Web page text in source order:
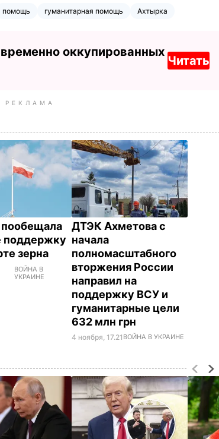
помощь гуманитарная помощь Ахтырка
оккупированных
Читать
РЕКЛАМА
поддержку
зерна
ВОЙНА В
УКРАИНЕ
ДТЭК Ахметова с
начала
полномасштабного
вторжения России
направил на
поддержку ВСУ и
гуманитарные цели
632 млн грн
4 ноября, 17.21 ВОЙНА В УКРАИНЕ